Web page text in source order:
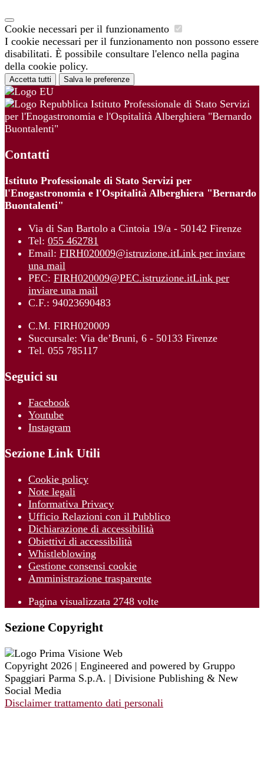
Cookie necessari per il funzionamento
I cookie necessari per il funzionamento non possono essere
disabilitati. È possibile consultare l'elenco nella pagina
della cookie policy.
Accetta tutti Salva le preferenze
Istituto Professionale di Stato Servizi
per l'Enogastronomia e l'Ospitalità Alberghiera "Bernardo
Buontalenti"
Contatti
Istituto Professionale di Stato Servizi per
l'Enogastronomia e l'Ospitalità Alberghiera "Bernardo
Buontalenti"
Via di San Bartolo a Cintoia 19/a - 50142 Firenze
Tel: 055 462781
Email: FIRH020009@istruzione.itLink per inviare
una mail
PEC: FIRH020009@PEC.istruzione.itLink per
inviare una mail
C.F.: 94023690483
C.M. FIRH020009
Succursale: Via de’Bruni, 6 - 50133 Firenze
Tel. 055 785117
Seguici su
Facebook
Youtube
Instagram
Sezione Link Utili
Cookie policy
Note legali
Informativa Privacy
Ufficio Relazioni con il Pubblico
Dichiarazione di accessibilità
Obiettivi di accessibilità
Whistleblowing
Gestione consensi cookie
Amministrazione trasparente
Pagina visualizzata 2748 volte
Sezione Copyright
Copyright 2026 | Engineered and powered by Gruppo
Spaggiari Parma S.p.A. | Divisione Publishing & New
Social Media
Disclaimer trattamento dati personali